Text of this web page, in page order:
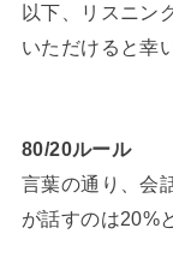
以下、リスニン
いただけると幸
80/20ルール
言葉の通り、会
が話すのは20%